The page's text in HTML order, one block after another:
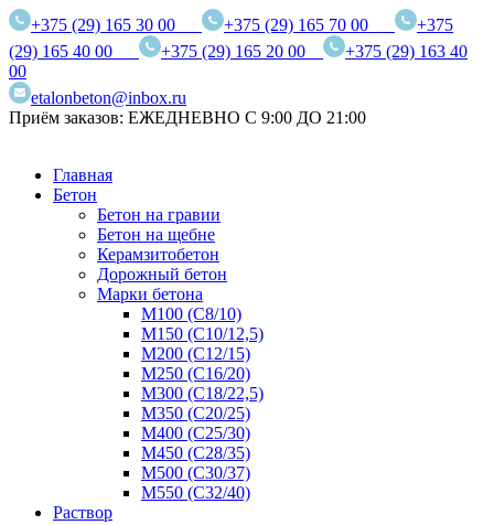
+375 (29) 165 30 00 +375 (29) 165 70 00
+375
(29) 165 40 00
+375 (29) 165 20 00
+375 (29) 163 40
00
etalonbeton@inbox.ru
Приём заказов: ЕЖЕДНЕВНО С 9:00 ДО 21:00
Главная
Бетон
Бетон на гравии
Бетон на щебне
Керамзитобетон
Дорожный бетон
Марки бетона
М100 (С8/10)
М150 (С10/12,5)
М200 (С12/15)
М250 (С16/20)
М300 (С18/22,5)
М350 (С20/25)
М400 (С25/30)
М450 (С28/35)
М500 (С30/37)
М550 (С32/40)
Раствор